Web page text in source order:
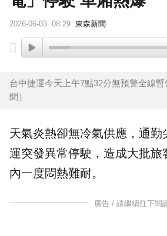
2026-06-03 08:29 東森新聞
台中捷運今天上午7點32分無預警全線
聞）
天氣炎熱卻無冷氣供應，通勤
運突發異常停駛，造成大批旅
內一度悶熱難耐。
廣告 / 請繼續往下閱